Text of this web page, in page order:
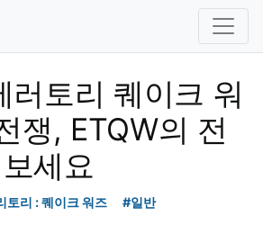
러토리 퀘이크 워
쟁, ETQW의 전
세요
토리 : 퀘이크 워즈 #일반